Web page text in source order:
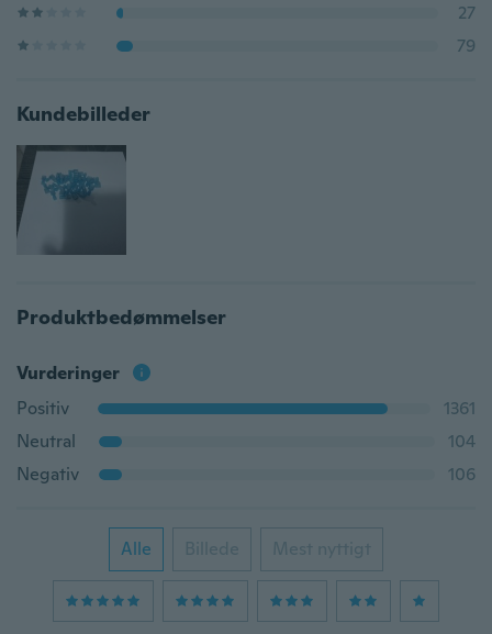
27
79
Kundebilleder
Produktbedømmelser
Vurderinger
Positiv
1361
Neutral
104
Negativ
106
Alle Billede Mest nyttigt